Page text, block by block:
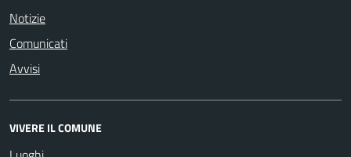
Notizie
Comunicati
Avvisi
VIVERE IL COMUNE